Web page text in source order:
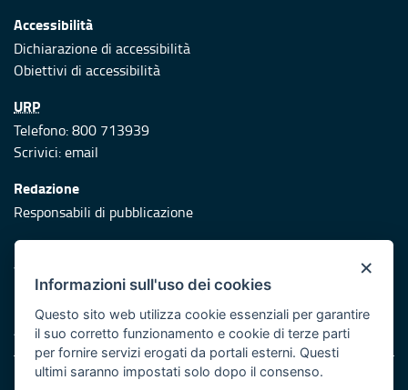
Accessibilità
Dichiarazione di accessibilità
Obiettivi di accessibilità
URP
Telefono: 800 713939
Scrivici:email
Redazione
Responsabili di pubblicazione
Protezione civile
Vai al sito di Protezione Civile Puglia
Iniziativa finanziata con risorse del POR Puglia 2014/2020 -
Asse XI
Note legali
×
Informazioni sull'uso dei cookies
Questo sito web utilizza cookie essenziali per garantire
il suo corretto funzionamento e cookie di terze parti
per fornire servizi erogati da portali esterni. Questi
ultimi saranno impostati solo dopo il consenso.